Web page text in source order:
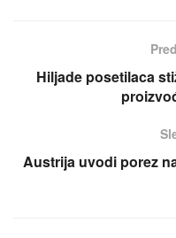
Hiljade posetilaca
Austrija uvodi porez